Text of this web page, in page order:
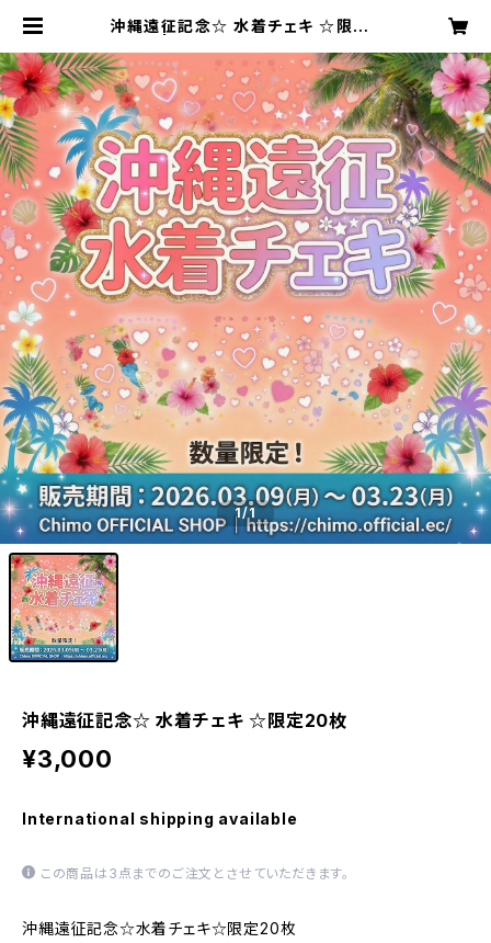
沖縄遠征記念☆ 水着チェキ ☆限定2
1/1
沖縄遠征記念☆ 水着チェキ ☆限定20枚
¥3,000
International shipping available
この商品は3点までのご注文とさせていただきます。
沖縄遠征記念☆水着チェキ☆限定20枚